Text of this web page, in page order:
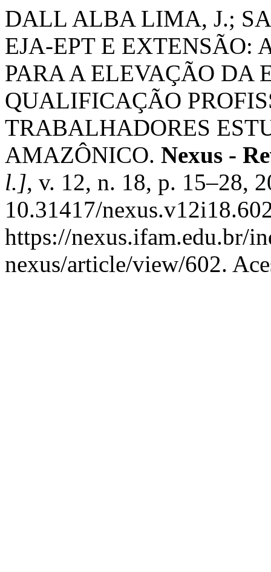
DALL ALBA LIMA, J.;
EJA-EPT E EXTENSÃO:
PARA A ELEVAÇÃO DA
QUALIFICAÇÃO
TRABALHADORES
AMAZÔNICO. Nexus -
l.], v. 12, n. 18, p. 15–28,
10.31417/
https://nexus.ifam.edu.br/
nexus/article/view/602.